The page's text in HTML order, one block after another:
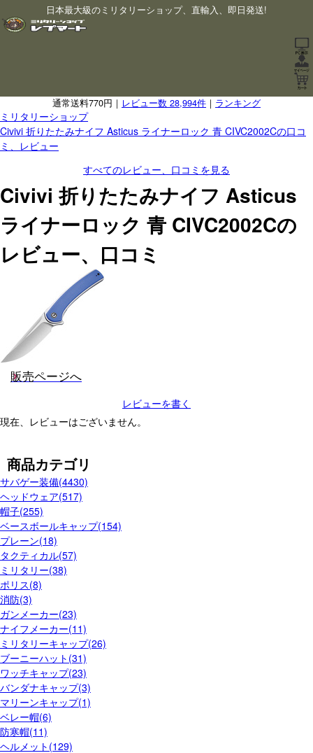
日本最大級のミリタリーショップ、直輸入、即日発送!
通常送料770円｜ レビュー数 28,994件 ｜ ランキング
ミリタリーショップ
Civivi 折りたたみナイフ Asticus ライナーロック 青 CIVC2002Cの口コ
ミ、レビュー
すべてのレビュー、口コミを見る
Civivi 折りたたみナイフ Asticus
ライナーロック 青 CIVC2002Cの
レビュー、口コミ
販売ページへ
レビューを書く
現在、レビューはございません。
商品カテゴリ
サバゲー装備(4430)
ヘッドウェア(517)
帽子(255)
ベースボールキャップ(154)
プレーン(18)
タクティカル(57)
ミリタリー(38)
ポリス(8)
消防(3)
ガンメーカー(23)
ナイフメーカー(11)
ミリタリーキャップ(26)
ブーニーハット(31)
ワッチキャップ(23)
バンダナキャップ(3)
マリーンキャップ(1)
ベレー帽(6)
防寒帽(11)
ヘルメット(129)